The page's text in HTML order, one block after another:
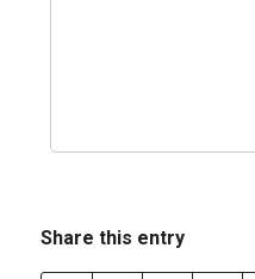
Share this entry